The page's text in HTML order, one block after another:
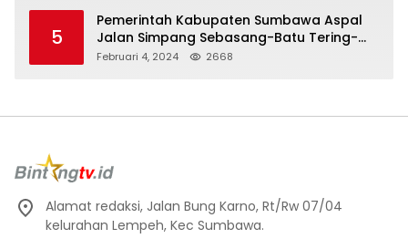
5
Pemerintah Kabupaten Sumbawa Aspal
Jalan Simpang Sebasang-Batu Tering-
Lito
Februari 4, 2024 2668
Alamat redaksi, Jalan Bung Karno, Rt/Rw 07/04
kelurahan Lempeh, Kec Sumbawa.